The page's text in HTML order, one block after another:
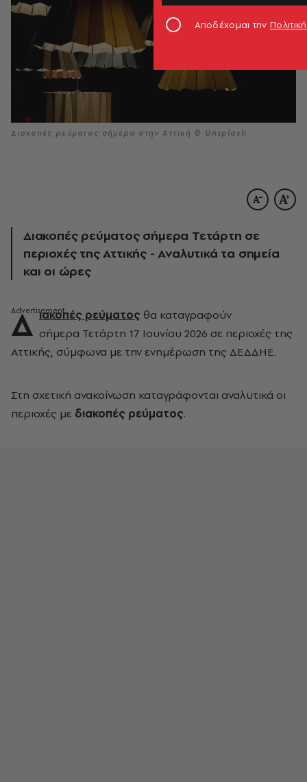
Διακοπές ρεύματος σήμερα στην Αττική © Unsplash
Διακοπές ρεύματος σήμερα Τετάρτη σε
περιοχές της Αττικής - Αναλυτικά τα σημεία
και οι ώρες
Δ ιακοπές ρεύματος θα καταγραφούν
σήμερα Τετάρτη 17 Ιουνίου 2026 σε περιοχές της
Αττικής, σύμφωνα με την ενημέρωση της ΔΕΔΔΗΕ.
Στη σχετική ανακοίνωση καταγράφονται αναλυτικά οι
περιοχές με διακοπές ρεύματος.
Αποδέχομαι την